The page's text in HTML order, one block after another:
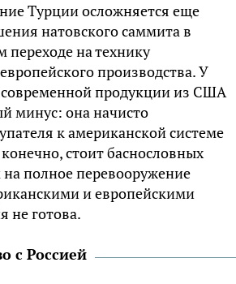
Турции осложняется еще
натовского саммита в
на технику
производства. У
продукции из США
минус: она начисто
к американской системе
стоит баснословных
на полное перевооружение
и европейскими
не готова.
с Россией